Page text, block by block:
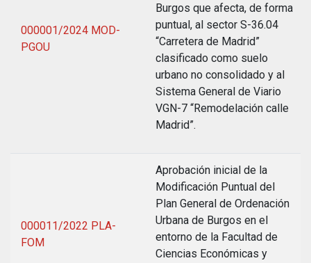
000001/2024 MOD-
PGOU
Burgos que afecta, de forma
puntual, al sector S-36.04
“Carretera de Madrid”
clasificado como suelo
urbano no consolidado y al
Sistema General de Viario
VGN-7 “Remodelación calle
Madrid”.
000011/2022 PLA-
FOM
Aprobación inicial de la
Modificación Puntual del
Plan General de Ordenación
Urbana de Burgos en el
entorno de la Facultad de
Ciencias Económicas y